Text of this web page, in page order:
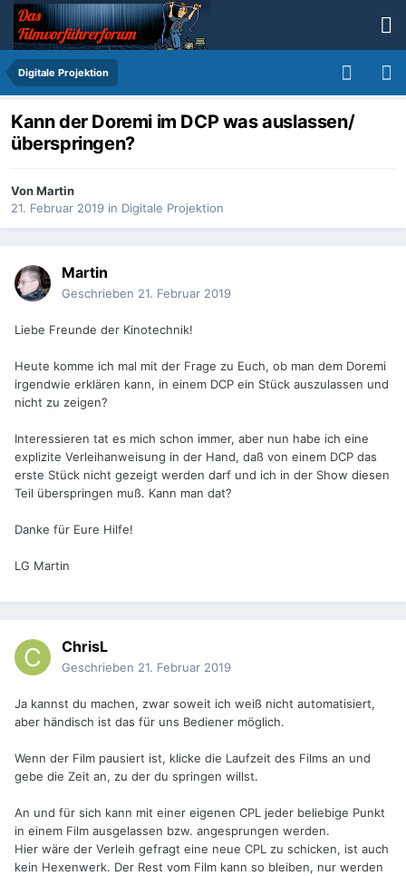
Digitale Projektion
Kann der Doremi im DCP was auslassen/
überspringen?
VonMartin
21. Februar 2019 in Digitale Projektion
Martin
Geschrieben 21. Februar 2019
Liebe Freunde der Kinotechnik!
Heute komme ich mal mit der Frage zu Euch, ob man dem Doremi
irgendwie erklären kann, in einem DCP ein Stück auszulassen und
nicht zu zeigen?
Interessieren tat es mich schon immer, aber nun habe ich eine
explizite Verleihanweisung in der Hand, daß von einem DCP das
erste Stück nicht gezeigt werden darf und ich in der Show diesen
Teil überspringen muß. Kann man dat?
Danke für Eure Hilfe!
LG Martin
ChrisL
Geschrieben 21. Februar 2019
Ja kannst du machen, zwar soweit ich weiß nicht automatisiert,
aber händisch ist das für uns Bediener möglich.
Wenn der Film pausiert ist, klicke die Laufzeit des Films an und
gebe die Zeit an, zu der du springen willst.
An und für sich kann mit einer eigenen CPL jeder beliebige Punkt
in einem Film ausgelassen bzw. angesprungen werden.
Hier wäre der Verleih gefragt eine neue CPL zu schicken, ist auch
kein Hexenwerk. Der Rest vom Film kann so bleiben, nur werden